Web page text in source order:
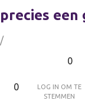
precies een
/
0
0
Log in om te
stemmen